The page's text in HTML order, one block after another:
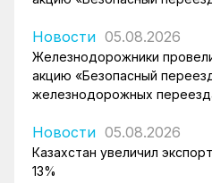
Новости 05.08.2026
Железнодорожники
акцию «Безопасный
железнодорожных
Новости 05.08.2026
Казахстан увеличил
13%